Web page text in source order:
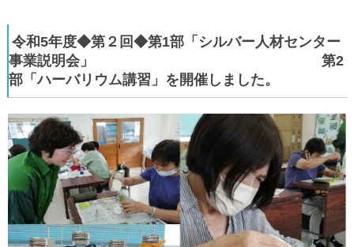
令和5年度◆第２回◆第1部「シルバー人材センター
事業説明会」 第2
部「ハーバリウム講習」を開催しました。